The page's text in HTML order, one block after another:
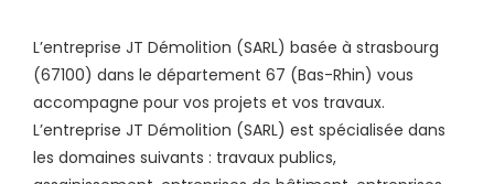
L’entreprise JT Démolition (SARL) basée à strasbourg
(67100) dans le département 67 (Bas-Rhin) vous
accompagne pour vos projets et vos travaux.
L’entreprise JT Démolition (SARL) est spécialisée dans
les domaines suivants : travaux publics,